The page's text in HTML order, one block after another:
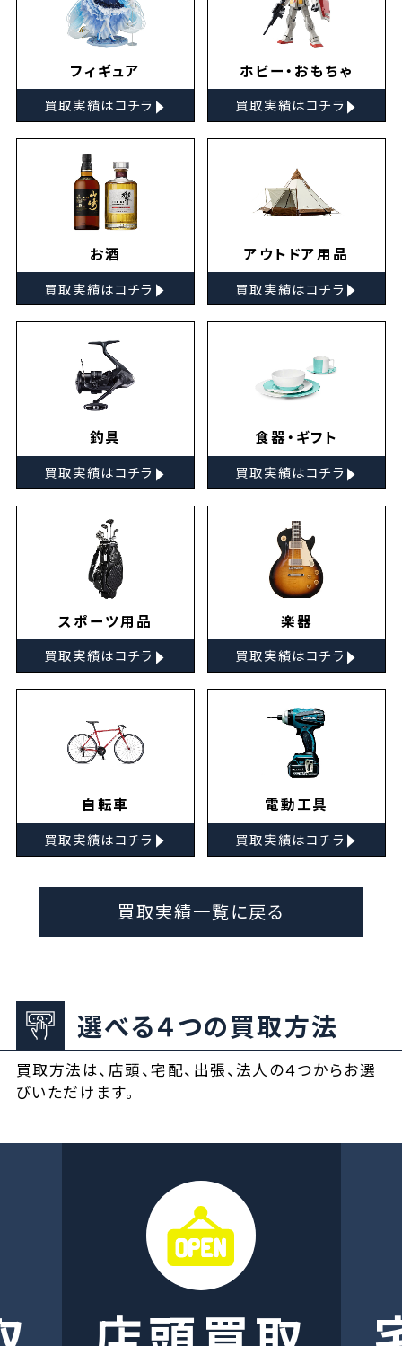
フィギュア
買取実績はコチラ ▸
ホビー・おもちゃ
買取実績はコチラ ▸
お酒
買取実績はコチラ ▸
アウトドア用品
買取実績はコチラ ▸
釣具
買取実績はコチラ ▸
食器・ギフト
買取実績はコチラ ▸
スポーツ用品
買取実績はコチラ ▸
楽器
買取実績はコチラ ▸
自転車
買取実績はコチラ ▸
電動工具
買取実績はコチラ ▸
買取実績一覧に戻る
選べる４つの買取方法
買取方法は、店頭、宅配、出張、法人の４つからお選
びいただけます。